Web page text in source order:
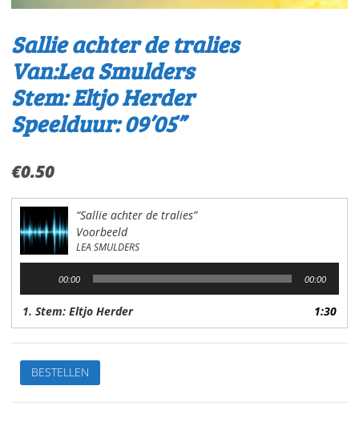
Sallie achter de tralies
Van:Lea Smulders
Stem: Eltjo Herder
Speelduur: 09’05”
€0.50
“Sallie achter de tralies”
Voorbeeld
LEA SMULDERS
00:00 00:00
1. Stem: Eltjo Herder 1:30
Sallie
achter
de
BESTELLEN